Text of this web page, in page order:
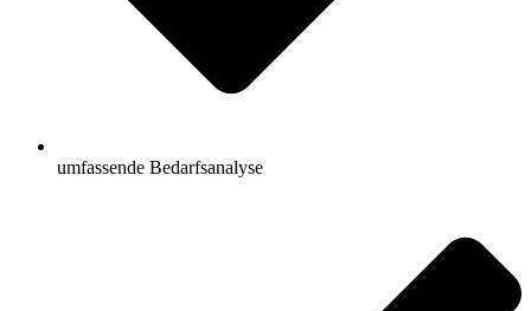
umfassende Bedarfsanalyse